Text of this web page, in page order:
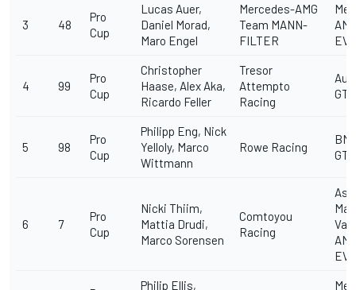
3 48
Pro
Cup
Lucas Auer,
Daniel Morad,
Maro Engel
Mercedes-AMG
Team MANN-
FILTER
EVO
4 99
Pro
Cup
Christopher
Haase, Alex Aka,
Ricardo Feller
Tresor
Attempto
Racing
5 98
Pro
Cup
Philipp Eng, Nick
Yelloly, Marco
Wittmann
Rowe Racing
GT3
6 7
Pro
Cup
Nicki Thiim,
Mattia Drudi,
Marco Sorensen
Comtoyou
Racing
EVO
Philip Ellis,